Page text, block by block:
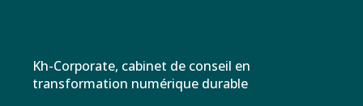
Kh-Corporate, cabinet de conseil en
transformation numérique durable